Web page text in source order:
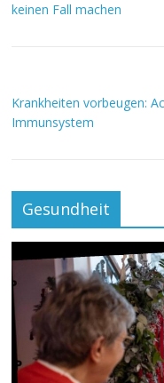
keinen Fall machen
Krankheiten vorbeugen:
Immunsystem
Gesundheit